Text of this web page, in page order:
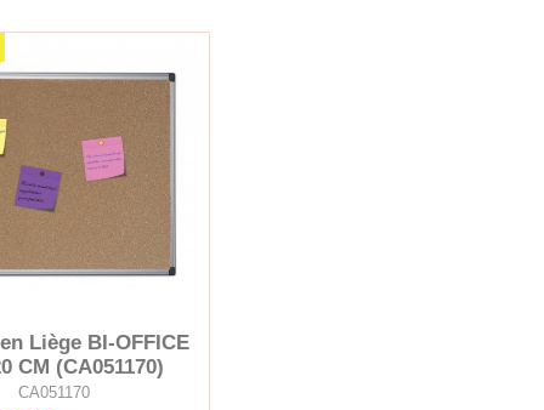
Liège BI-OFFICE
CM (CA051170)
CA051170